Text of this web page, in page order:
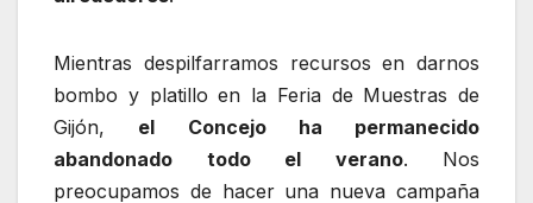
Mientras despilfarramos recursos en darnos
bombo y platillo en la Feria de Muestras de
Gijón, el Concejo ha permanecido
abandonado todo el verano. Nos
preocupamos de hacer una nueva campaña